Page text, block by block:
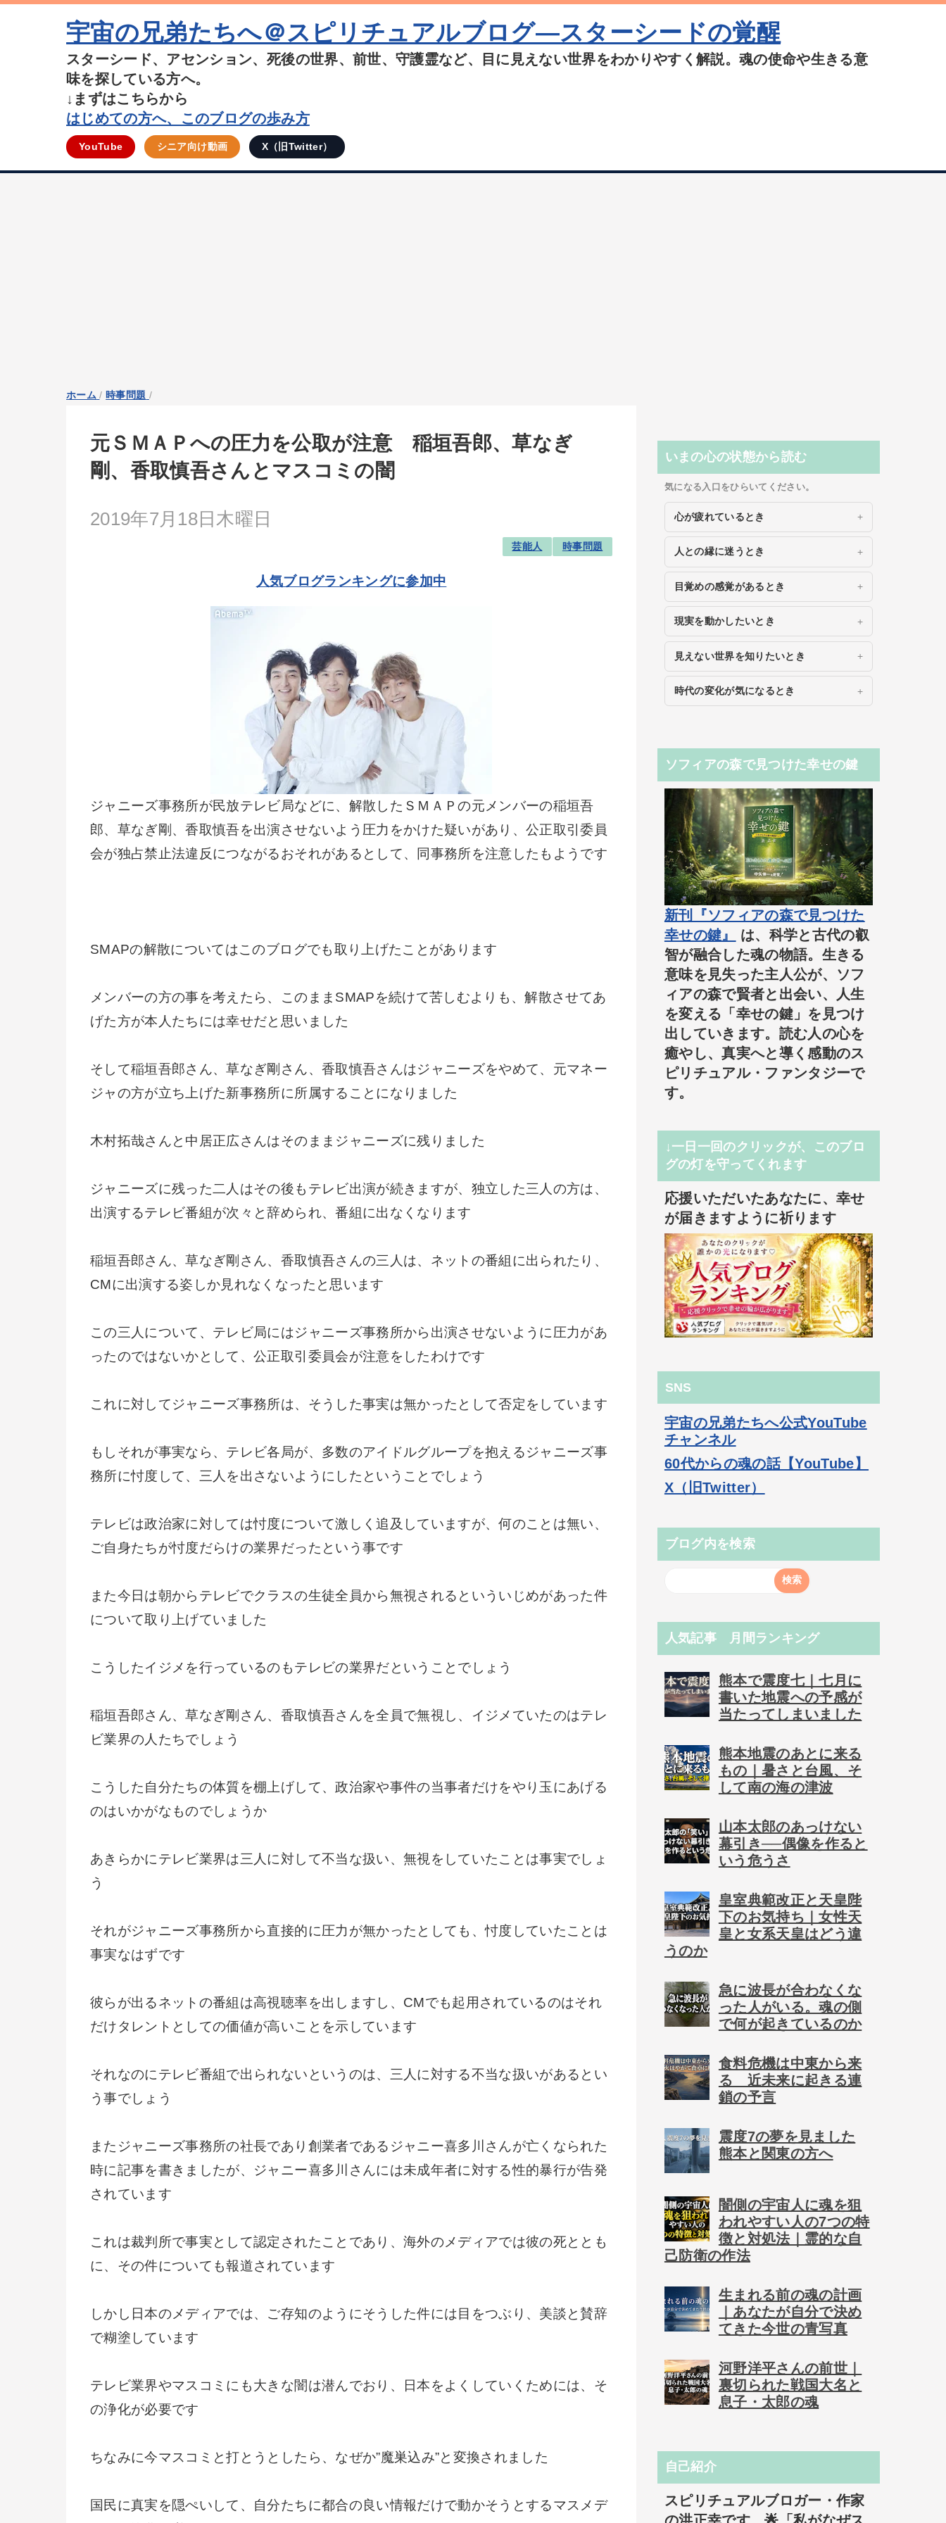
宇宙の兄弟たちへ＠スピリチュアルブログ―スターシードの覚醒
スターシード、アセンション、死後の世界、前世、守護霊など、目に見えない世界をわかりやすく解説。魂の使命や生きる意
味を探している方へ。
↓まずはこちらから
はじめての方へ、このブログの歩み方
YouTube シニア向け動画 X（旧Twitter）
ホーム / 時事問題 /
元ＳＭＡＰへの圧力を公取が注意 稲垣吾郎、草なぎ
剛、香取慎吾さんとマスコミの闇
2019年7月18日木曜日
芸能人 時事問題
人気ブログランキングに参加中
ジャニーズ事務所が民放テレビ局などに、解散したＳＭＡＰの元メンバーの稲垣吾
郎、草なぎ剛、香取慎吾を出演させないよう圧力をかけた疑いがあり、公正取引委員
会が独占禁止法違反につながるおそれがあるとして、同事務所を注意したもようです
SMAPの解散についてはこのブログでも取り上げたことがあります
メンバーの方の事を考えたら、このままSMAPを続けて苦しむよりも、解散させてあ
げた方が本人たちには幸せだと思いました
そして稲垣吾郎さん、草なぎ剛さん、香取慎吾さんはジャニーズをやめて、元マネー
ジャの方が立ち上げた新事務所に所属することになりました
木村拓哉さんと中居正広さんはそのままジャニーズに残りました
ジャニーズに残った二人はその後もテレビ出演が続きますが、独立した三人の方は、
出演するテレビ番組が次々と辞められ、番組に出なくなります
稲垣吾郎さん、草なぎ剛さん、香取慎吾さんの三人は、ネットの番組に出られたり、
CMに出演する姿しか見れなくなったと思います
この三人について、テレビ局にはジャニーズ事務所から出演させないように圧力があ
ったのではないかとして、公正取引委員会が注意をしたわけです
これに対してジャニーズ事務所は、そうした事実は無かったとして否定をしています
もしそれが事実なら、テレビ各局が、多数のアイドルグループを抱えるジャニーズ事
務所に忖度して、三人を出さないようにしたということでしょう
テレビは政治家に対しては忖度について激しく追及していますが、何のことは無い、
ご自身たちが忖度だらけの業界だったという事です
また今日は朝からテレビでクラスの生徒全員から無視されるといういじめがあった件
について取り上げていました
こうしたイジメを行っているのもテレビの業界だということでしょう
稲垣吾郎さん、草なぎ剛さん、香取慎吾さんを全員で無視し、イジメていたのはテレ
ビ業界の人たちでしょう
こうした自分たちの体質を棚上げして、政治家や事件の当事者だけをやり玉にあげる
のはいかがなものでしょうか
あきらかにテレビ業界は三人に対して不当な扱い、無視をしていたことは事実でしょ
う
それがジャニーズ事務所から直接的に圧力が無かったとしても、忖度していたことは
事実なはずです
彼らが出るネットの番組は高視聴率を出しますし、CMでも起用されているのはそれ
だけタレントとしての価値が高いことを示しています
それなのにテレビ番組で出られないというのは、三人に対する不当な扱いがあるとい
う事でしょう
またジャニーズ事務所の社長であり創業者であるジャニー喜多川さんが亡くなられた
時に記事を書きましたが、ジャニー喜多川さんには未成年者に対する性的暴行が告発
されています
これは裁判所で事実として認定されたことであり、海外のメディアでは彼の死ととも
に、その件についても報道されています
しかし日本のメディアでは、ご存知のようにそうした件には目をつぶり、美談と賛辞
で糊塗しています
テレビ業界やマスコミにも大きな闇は潜んでおり、日本をよくしていくためには、そ
の浄化が必要です
ちなみに今マスコミと打とうとしたら、なぜか”魔巣込み”と変換されました
国民に真実を隠ぺいして、自分たちに都合の良い情報だけで動かそうとするマスメデ
いまの心の状態から読む
気になる入口をひらいてください。
心が疲れているとき
人との縁に迷うとき
目覚めの感覚があるとき
現実を動かしたいとき
見えない世界を知りたいとき
時代の変化が気になるとき
ソフィアの森で見つけた幸せの鍵
新刊『ソフィアの森で見つけた
幸せの鍵』
は、科学と古代の叡
智が融合した魂の物語。生きる
意味を見失った主人公が、ソフ
ィアの森で賢者と出会い、人生
を変える「幸せの鍵」を見つけ
出していきます。読む人の心を
癒やし、真実へと導く感動のス
ピリチュアル・ファンタジーで
す。
↓一日一回のクリックが、このブロ
グの灯を守ってくれます
応援いただいたあなたに、幸せ
が届きますように祈ります
SNS
宇宙の兄弟たちへ公式YouTube
チャンネル
60代からの魂の話【YouTube】
X（旧Twitter）
ブログ内を検索
人気記事 月間ランキング
熊本で震度七｜七月に
書いた地震への予感が
当たってしまいました
熊本地震のあとに来る
もの｜暑さと台風、そ
して南の海の津波
山本太郎のあっけない
幕引き──偶像を作ると
いう危うさ
皇室典範改正と天皇陛
下のお気持ち｜女性天
皇と女系天皇はどう違
うのか
急に波長が合わなくな
った人がいる。魂の側
で何が起きているのか
食料危機は中東から来
る 近未来に起きる連
鎖の予言
震度7の夢を見ました
熊本と関東の方へ
闇側の宇宙人に魂を狙
われやすい人の7つの特
徴と対処法｜霊的な自
己防衛の作法
生まれる前の魂の計画
｜あなたが自分で決め
てきた今世の青写真
河野洋平さんの前世｜
裏切られた戦国大名と
息子・太郎の魂
自己紹介
スピリチュアルブロガー・作家